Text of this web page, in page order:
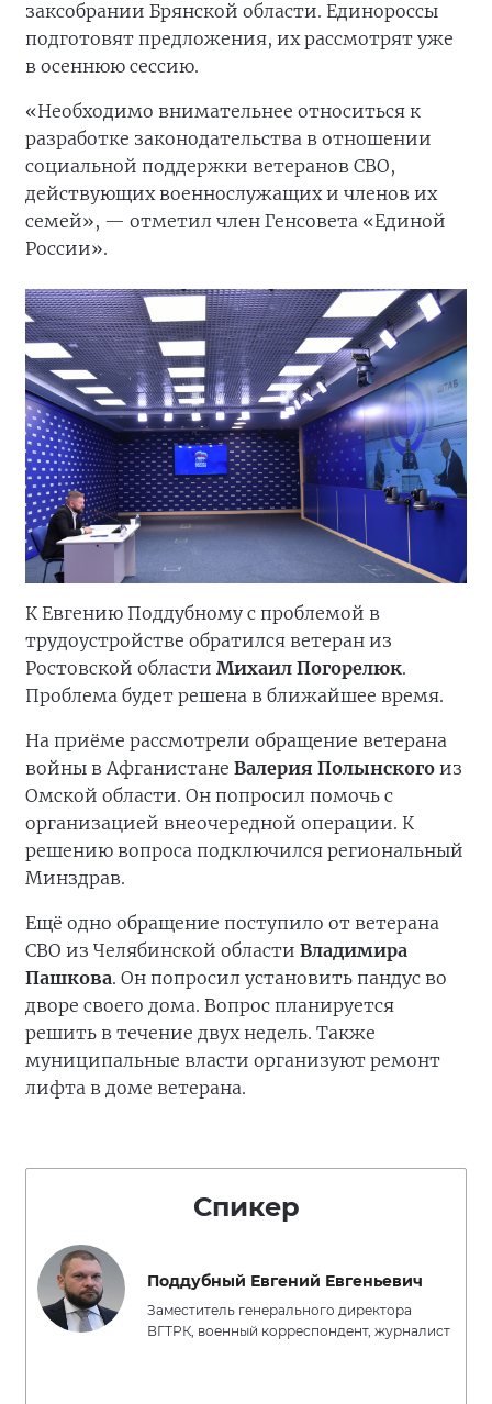
заксобрании Брянской области. Единороссы
подготовят предложения, их рассмотрят уже
в осеннюю сессию.
«Необходимо внимательнее относиться к
разработке законодательства в отношении
социальной поддержки ветеранов СВО,
действующих военнослужащих и членов их
семей», — отметил член Генсовета «Единой
России».
К Евгению Поддубному с проблемой в
трудоустройстве обратился ветеран из
Ростовской области Михаил Погорелюк.
Проблема будет решена в ближайшее время.
На приёме рассмотрели обращение ветерана
войны в Афганистане Валерия Полынского из
Омской области. Он попросил помочь с
организацией внеочередной операции. К
решению вопроса подключился региональный
Минздрав.
Ещё одно обращение поступило от ветерана
СВО из Челябинской области Владимира
Пашкова. Он попросил установить пандус во
дворе своего дома. Вопрос планируется
решить в течение двух недель. Также
муниципальные власти организуют ремонт
лифта в доме ветерана.
Спикер
Поддубный Евгений Евгеньевич
Заместитель генерального директора
ВГТРК, военный корреспондент, журналист